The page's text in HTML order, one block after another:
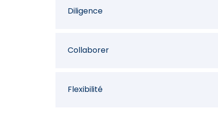
Diligence
Collaborer
Flexibilité